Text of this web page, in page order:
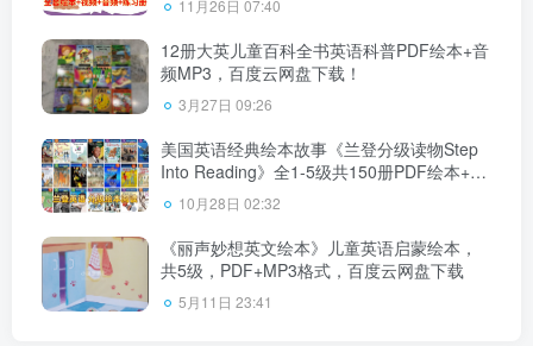
11月26日 07:40
12册大英儿童百科全书英语科普PDF绘本+音
频MP3，百度云网盘下载！
3月27日 09:26
美国英语经典绘本故事《兰登分级读物Step
Into Reading》全1-5级共150册PDF绘本+音
频MP3+教师手册，百度云网盘下载！
10月28日 02:32
《丽声妙想英文绘本》儿童英语启蒙绘本，
共5级，PDF+MP3格式，百度云网盘下载
5月11日 23:41